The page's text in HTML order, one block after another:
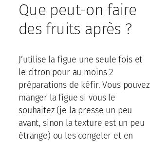
Que peut-on faire
des fruits après ?
J’utilise la figue une seule fois et
le citron pour au moins 2
préparations de kéfir. Vous pouvez
manger la figue si vous le
souhaitez (je la presse un peu
avant, sinon la texture est un peu
étrange) ou les congeler et en